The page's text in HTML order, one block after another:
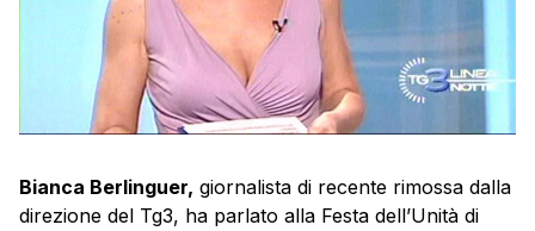
Bianca Berlinguer, giornalista di recente rimossa dalla
direzione del Tg3, ha parlato alla Festa dell’Unità di